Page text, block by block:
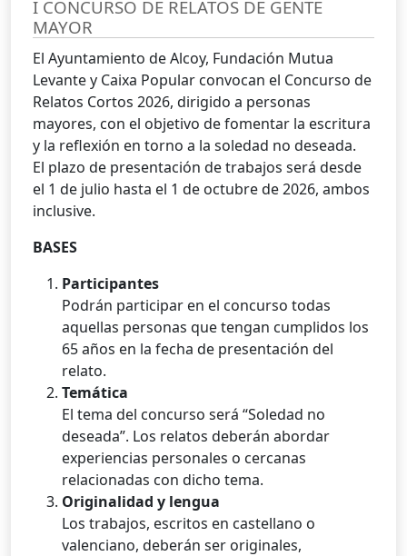
I CONCURSO DE RELATOS DE GENTE
MAYOR
El Ayuntamiento de Alcoy, Fundación Mutua
Levante y Caixa Popular convocan el Concurso de
Relatos Cortos 2026, dirigido a personas
mayores, con el objetivo de fomentar la escritura
y la reflexión en torno a la soledad no deseada.
El plazo de presentación de trabajos será desde
el 1 de julio hasta el 1 de octubre de 2026, ambos
inclusive.
BASES
Participantes
Podrán participar en el concurso todas
aquellas personas que tengan cumplidos los
65 años en la fecha de presentación del
relato.
Temática
El tema del concurso será “Soledad no
deseada”. Los relatos deberán abordar
experiencias personales o cercanas
relacionadas con dicho tema.
Originalidad y lengua
Los trabajos, escritos en castellano o
valenciano, deberán ser originales,